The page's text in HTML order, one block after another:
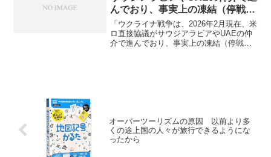
んでおり、事実上の凍結（停戦）
に向けた最終調整の段階に
「ウクライナ戦争は、2026年2月現在、米
ロ直接協議がサウジアラビアやUAEの仲
介で進んでおり、事実上の凍結（停戦）
オーバーツーリズムの原因 以前より多
くの途上国の人々が旅行できるようにな
ったから